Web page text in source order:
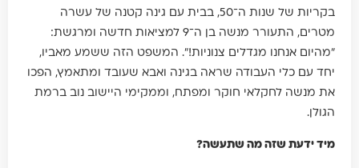
בקריות של שנות ה־50, בבית עם גינה קטנה של עשרה
מטרים, התעורר מנשה בן ה־9 למציאות חדשה ומרגשת:
"מהיום אנחנו מגדלים צנוניות!". המשפט הזה ששמע מאביו,
יחד עם כלי העבודה שראה בגינה ואבא שעובד ומתאמץ, הפכו
את מנשה לחקלאי חוקר ומפתח, וממקימי היישוב נוב ברמת
הגולן.
מיד ידעת שזה מה שתעשה?